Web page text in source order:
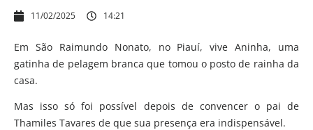
11/02/2025 14:21
Em São Raimundo Nonato, no Piauí, vive Aninha, uma
gatinha de pelagem branca que tomou o posto de rainha da
casa.
Mas isso só foi possível depois de convencer o pai de
Thamiles Tavares de que sua presença era indispensável.